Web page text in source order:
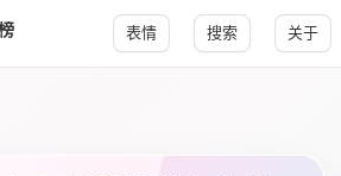
表情 搜索 关于